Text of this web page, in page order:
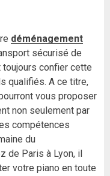
déménagement
sécurisé de
confier cette
qualifiés. A ce titre,
vous proposer
non seulement par
compétences
du
de Paris à Lyon, il
votre piano en toute